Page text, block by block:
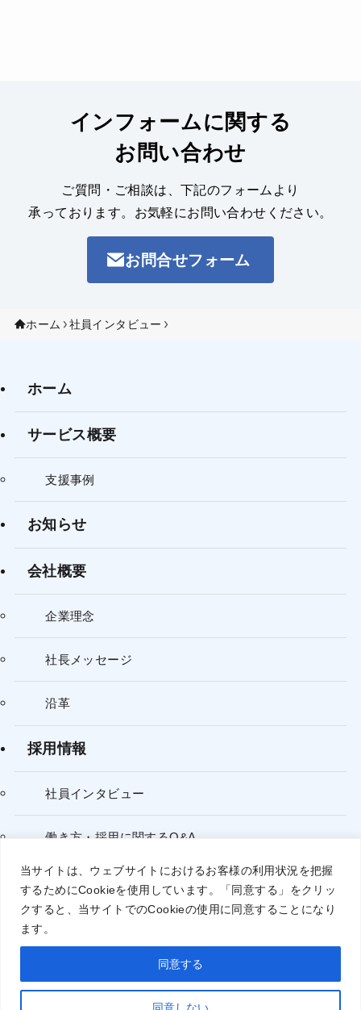
当サイトは、ウェブサイトにおけるお客様の利用状況を把握
するためにCookieを使用しています。「同意する」をクリッ
クすると、当サイトでのCookieの使用に同意することになり
ます。
同意しない
同意する
インフォームに関する
お問い合わせ
ご質問・ご相談は、下記のフォームより
承っております。 お気軽にお問い合わせください。
お問合せフォーム
ホーム 社員インタビュー
ホーム
サービス概要
支援事例
お知らせ
会社概要
企業理念
社長メッセージ
沿革
採用情報
社員インタビュー
働き方・採用に関するQ&A
個人情報保護方針